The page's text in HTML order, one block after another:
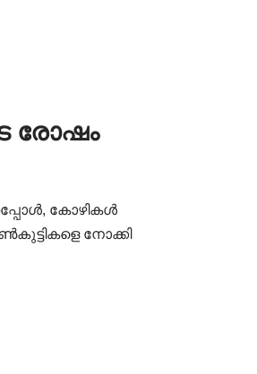
രോഷം
കോഴികൾ
നോക്കി